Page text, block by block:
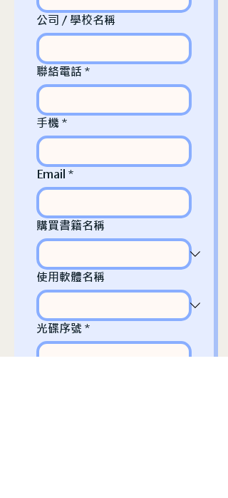
公司 / 學校名稱
聯絡電話 *
手機 *
Email *
購買書籍名稱
使用軟體名稱
光碟序號 *